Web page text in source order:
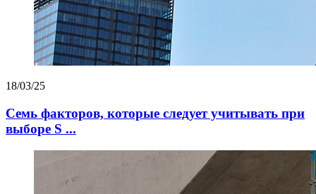
18/03/25
Семь факторов, которые следует учитывать при
выборе S ...